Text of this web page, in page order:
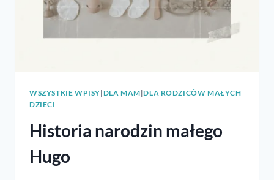
WSZYSTKIE WPISY|DLA MAM|DLA RODZICÓW MAŁYCH
DZIECI
Historia narodzin małego
Hugo